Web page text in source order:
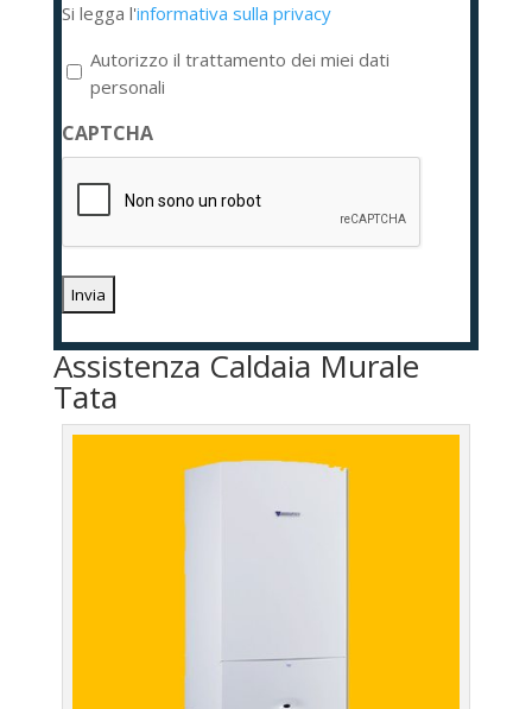
legga
l'informativa
sulla
privacy
*
Si legga l'informativa sulla privacy
Autorizzo il trattamento dei miei dati
personali
CAPTCHA
Assistenza Caldaia Murale
Tata